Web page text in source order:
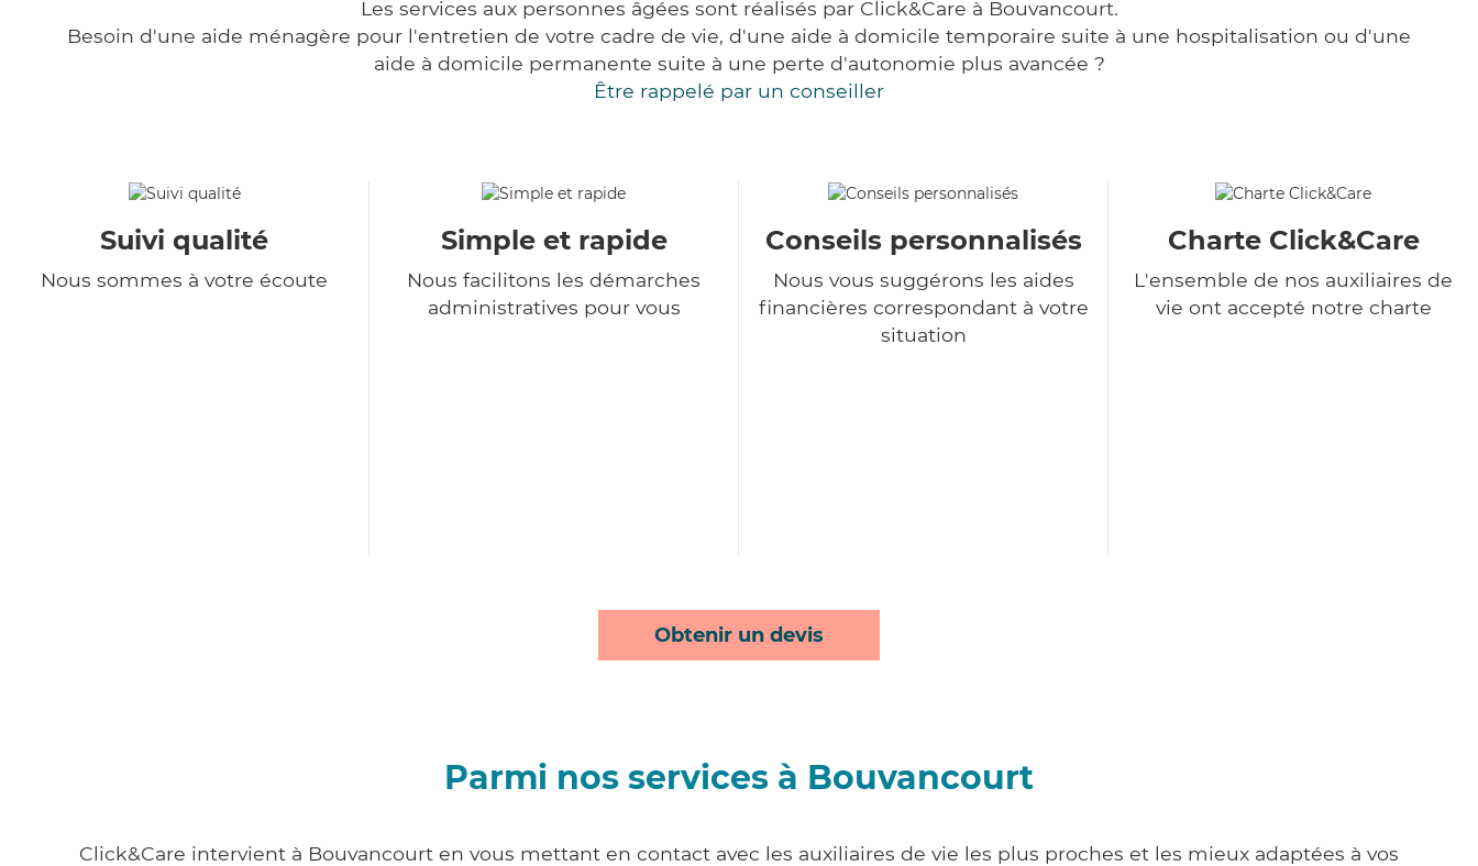
Les services aux personnes âgées sont réalisés par Click&Care à Bouvancourt.
Besoin d'une aide ménagère pour l'entretien de votre cadre de vie, d'une aide à domicile temporaire suite à une hospitalisation ou d'une
aide à domicile permanente suite à une perte d'autonomie plus avancée ?
Être rappelé par un conseiller
Suivi qualité
Nous sommes à votre écoute
Simple et rapide
Nous facilitons les démarches
administratives pour vous
Conseils personnalisés
Nous vous suggérons les aides
financières correspondant à votre
situation
Charte Click&Care
L'ensemble de nos auxiliaires de
vie ont accepté notre charte
Obtenir un devis
Parmi nos services à Bouvancourt
Click&Care intervient à Bouvancourt en vous mettant en contact avec les auxiliaires de vie les plus proches et les mieux adaptées à vos